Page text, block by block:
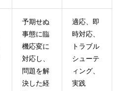
予期せぬ
事態に臨
機応変に
対応し、
問題を解
決した経
適応、即
時対応、
トラブル
シューテ
ィング、
実践